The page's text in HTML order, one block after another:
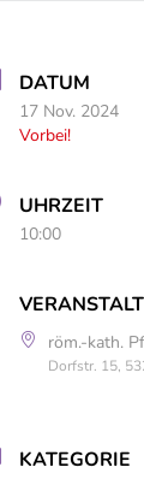
DATUM
17 Nov. 2024
Vorbei!
UHRZEIT
10:00
röm.-kath.
Dorfstr. 15,
KATEGORIE